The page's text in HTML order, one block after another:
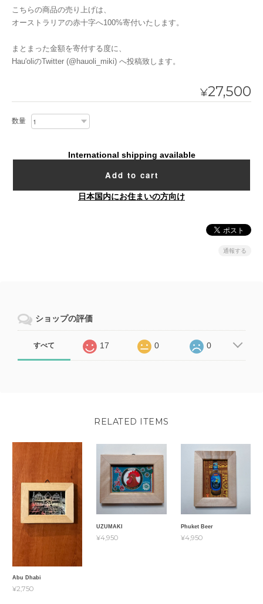
こちらの商品の売り上げは、
オーストラリアの赤十字へ100%寄付いたします。
まとまった金額を寄付する度に、
Hau'oliのTwitter (@hauoli_miki) へ投稿致します。
¥27,500
数量
International shipping available
Add to cart
日本国内にお住まいの方向け
通報する
ショップの評価
すべて 17 0 0
RELATED ITEMS
Abu Dhabi
¥2,750
UZUMAKI
¥4,950
Phuket Beer
¥4,950